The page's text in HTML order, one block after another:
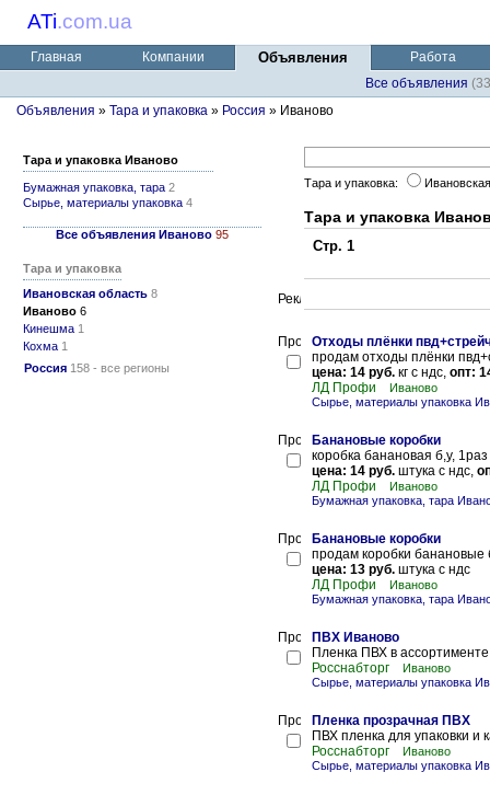
ATi.com.ua
Главная Компании Объявления
Работа
Все объявления
Объявления » Тара и упаковка » Россия » Иваново
Тара и упаковка Иваново
Бумажная упаковка, тара 2
Сырье, материалы упаковка 4
Все объявления Иваново 95
Тара и упаковка
Ивановская область 8
Иваново 6
Кинешма 1
Кохма 1
Россия 158 - все регионы
Тара и упаковка:
Тара и упаковка
Стр. 1
Отходы плёнки
продам отходы плёнки
цена: 14 руб. кг с ндс, опт:
ЛД Профи
Иваново
Сырье, материалы упаковка
Банановые коробки
коробка банановая б,у, 1раз
цена: 14 руб. штука с ндс,
ЛД Профи
Иваново
Бумажная упаковка, тара
Банановые коробки
продам коробки банановые
цена: 13 руб. штука с ндс
ЛД Профи
Иваново
Бумажная упаковка, тара
ПВХ Иваново
Пленка ПВХ в
Росснабторг
Иваново
Сырье, материалы упаковка
Пленка прозрачная ПВХ
ПВХ пленка для упаковки и
Росснабторг
Иваново
Сырье, материалы упаковка